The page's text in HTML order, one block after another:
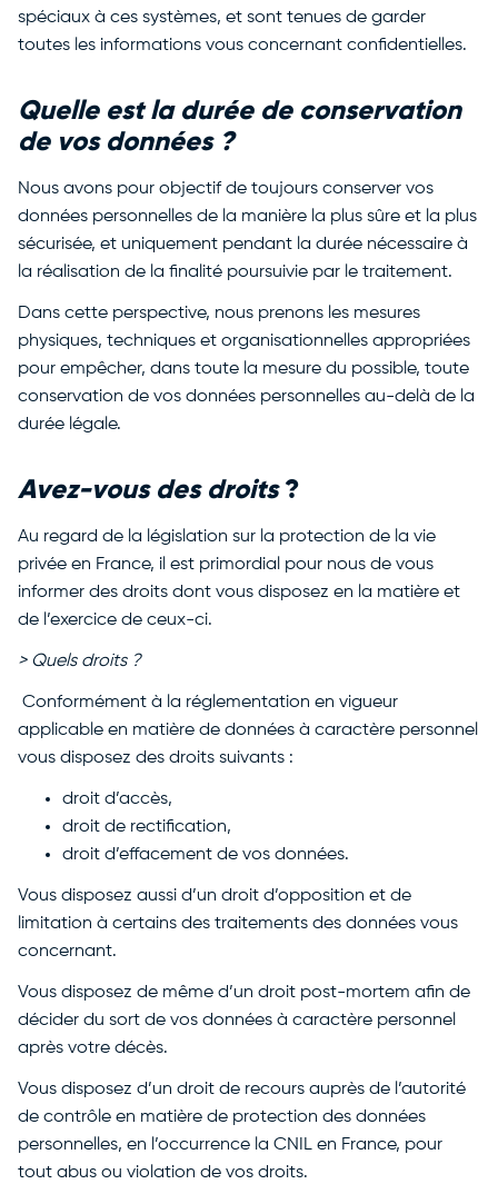
spéciaux à ces systèmes, et sont tenues de garder
toutes les informations vous concernant confidentielles.
Quelle est la durée de conservation
de vos données ?
Nous avons pour objectif de toujours conserver vos
données personnelles de la manière la plus sûre et la plus
sécurisée, et uniquement pendant la durée nécessaire à
la réalisation de la finalité poursuivie par le traitement.
Dans cette perspective, nous prenons les mesures
physiques, techniques et organisationnelles appropriées
pour empêcher, dans toute la mesure du possible, toute
conservation de vos données personnelles au-delà de la
durée légale.
Avez-vous des droits?
Au regard de la législation sur la protection de la vie
privée en France, il est primordial pour nous de vous
informer des droits dont vous disposez en la matière et
de l’exercice de ceux-ci.
> Quels droits ?
Conformément à la réglementation en vigueur
applicable en matière de données à caractère personnel
vous disposez des droits suivants :
droit d’accès,
droit de rectification,
droit d’effacement de vos données.
Vous disposez aussi d’un droit d’opposition et de
limitation à certains des traitements des données vous
concernant.
Vous disposez de même d’un droit post-mortem afin de
décider du sort de vos données à caractère personnel
après votre décès.
Vous disposez d’un droit de recours auprès de l’autorité
de contrôle en matière de protection des données
personnelles, en l’occurrence la CNIL en France, pour
tout abus ou violation de vos droits.